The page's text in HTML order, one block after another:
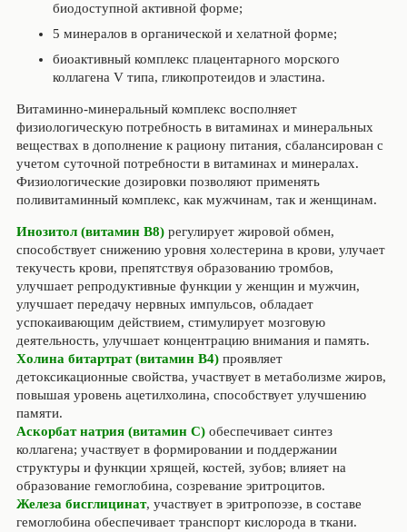
биодоступной активной форме;
5 минералов в органической и хелатной форме;
биоактивный комплекс плацентарного морского
коллагена V типа, гликопротеидов и эластина.
Витаминно-минеральный комплекс восполняет
физиологическую потребность в витаминах и минеральных
веществах в дополнение к рациону питания, сбалансирован с
учетом суточной потребности в витаминах и минералах.
Физиологические дозировки позволяют применять
поливитаминный комплекс, как мужчинам, так и женщинам.
Инозитол (витамин В8)регулирует жировой обмен,
способствует снижению уровня холестерина в крови, улучает
текучесть крови, препятствуя образованию тромбов,
улучшает репродуктивные функции у женщин и мужчин,
улучшает передачу нервных импульсов, обладает
успокаивающим действием, стимулирует мозговую
деятельность, улучшает концентрацию внимания и память.
Холина битартрат (витамин В4)проявляет
детоксикационные свойства, участвует в метаболизме жиров,
повышая уровень ацетилхолина, способствует улучшению
памяти.
Аскорбат натрия (витамин С)обеспечивает синтез
коллагена; участвует в формировании и поддержании
структуры и функции хрящей, костей, зубов; влияет на
образование гемоглобина, созревание эритроцитов.
Железа бисглицинат, участвует в эритропоэзе, в составе
гемоглобина обеспечивает транспорт кислорода в ткани.